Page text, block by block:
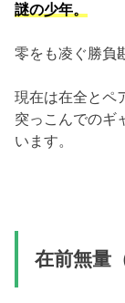
謎の少年。
零をも凌ぐ勝負
現在は在全とペ
突っこんでのギ
います。
在前無量